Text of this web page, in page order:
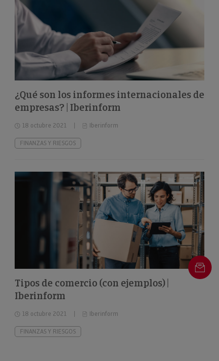
¿Qué son los informes internacionales de
empresas? | Iberinform
18 octubre 2021 Iberinform
FINANZAS Y RIESGOS
Tipos de comercio (con ejemplos) |
Iberinform
18 octubre 2021 Iberinform
FINANZAS Y RIESGOS